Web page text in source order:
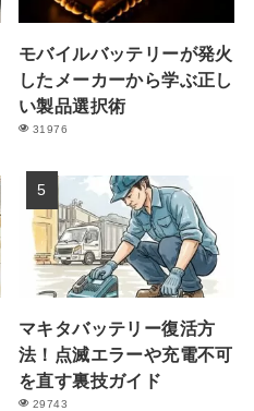
モバイルバッテリーが発火
したメーカーから学ぶ正し
い製品選択術
31976
マキタバッテリー復活方
法！点滅エラーや充電不可
を直す裏技ガイド
29743